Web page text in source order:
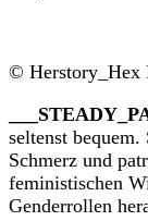
© Herstory_Hex
seltenst
Schmerz und
feministischen
Genderrollen